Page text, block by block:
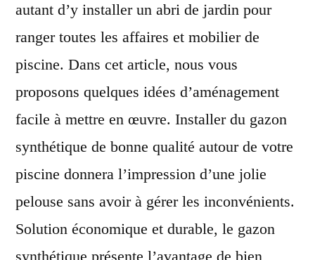
autant d’y installer un abri de jardin pour
ranger toutes les affaires et mobilier de
piscine. Dans cet article, nous vous
proposons quelques idées d’aménagement
facile à mettre en œuvre. Installer du gazon
synthétique de bonne qualité autour de votre
piscine donnera l’impression d’une jolie
pelouse sans avoir à gérer les inconvénients.
Solution économique et durable, le gazon
synthétique présente l’avantage de bien